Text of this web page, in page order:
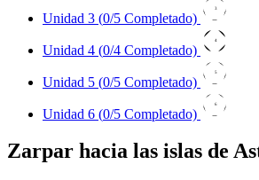
Unidad 3 (0/5 Completado)
3
Unidad 4 (0/4 Completado)
4
Unidad 5 (0/5 Completado)
5
Unidad 6 (0/5 Completado)
6
Zarpar hacia las islas de